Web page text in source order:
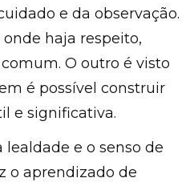
e da observação.
haja respeito,
O outro é visto
é possível construir
e significativa.
lealdade e o senso de
o aprendizado de